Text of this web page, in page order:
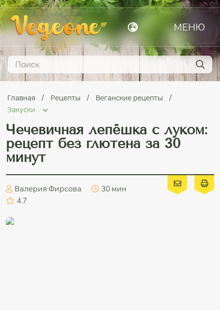
МЕНЮ
Главная Рецепты
Веганские рецепты
Закуски
Чечевичная лепёшка с луком:
рецепт без глютена за 30
минут
Валерия Фирсова
30 мин
4.7